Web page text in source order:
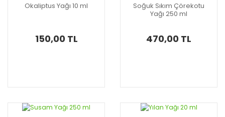
Okaliptus Yağı 10 ml
150,00 TL
Soğuk Sıkım Çörekotu
Yağı 250 ml
470,00 TL